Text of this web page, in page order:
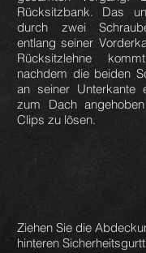
Rücksitzbank. Das
durch zwei
entlang seiner
Rücksitzlehne
nachdem die beiden
an seiner Unterkante
zum Dach
Clips zu lösen.
Ziehen Sie die
hinteren